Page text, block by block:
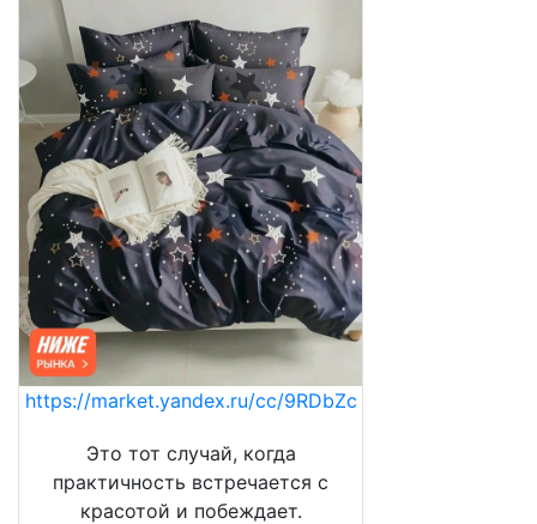
https://market.yandex.ru/cc/9RDbZc
Это тот случай, когда
практичность встречается с
красотой и побеждает.